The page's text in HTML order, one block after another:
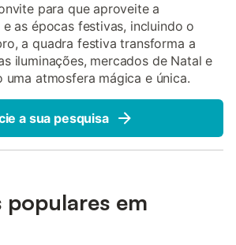
para que aproveite a
as épocas festivas, incluindo o
a quadra festiva transforma a
iluminações, mercados de Natal e
uma atmosfera mágica e única.
a sua pesquisa
populares em